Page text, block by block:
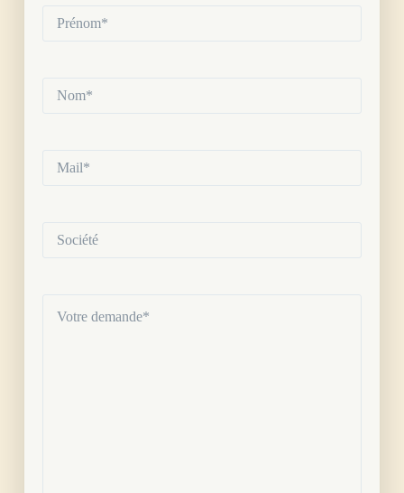
(Nécessaire)
(Nécessaire)
(Nécessaire)
demande(Nécessaire)